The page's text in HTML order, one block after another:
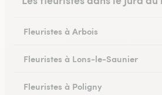
Fleuristes à Arbois
Fleuristes à Lons-le-Saunier
Fleuristes à Poligny